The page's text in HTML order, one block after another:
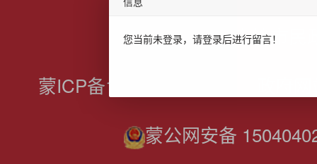
主办：赤峰市民
蒙ICP备19003356号-1
蒙公网安备
您当前未登录，请登录后进行留言！